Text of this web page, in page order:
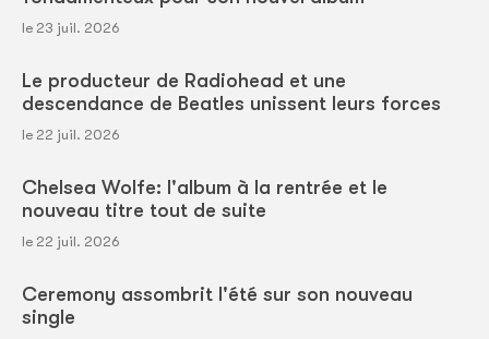
le 23 juil. 2026
Le producteur de Radiohead et une
descendance de Beatles unissent leurs forces
le 22 juil. 2026
Chelsea Wolfe: l'album à la rentrée et le
nouveau titre tout de suite
le 22 juil. 2026
Ceremony assombrit l'été sur son nouveau
single